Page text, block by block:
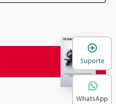
Suporte
WhatsApp